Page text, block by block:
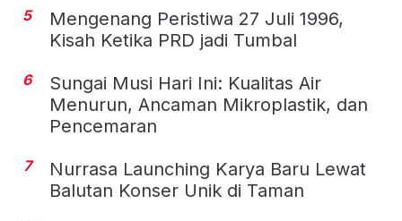
5
Mengenang Peristiwa 27 Juli 1996,
Kisah Ketika PRD jadi Tumbal
6
Sungai Musi Hari Ini: Kualitas Air
Menurun, Ancaman Mikroplastik, dan
Pencemaran
7
Nurrasa Launching Karya Baru Lewat
Balutan Konser Unik di Taman